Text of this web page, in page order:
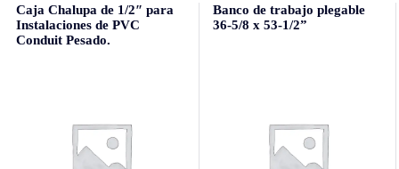
Caja Chalupa de 1/2″ para
Instalaciones de PVC
Conduit Pesado.
Banco de trabajo plegable
36-5/8 x 53-1/2”